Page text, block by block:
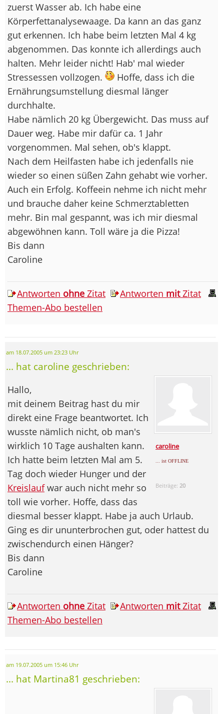
zuerst Wasser ab. Ich habe eine
Körperfettanalysewaage. Da kann an das ganz
gut erkennen. Ich habe beim letzten Mal 4 kg
abgenommen. Das konnte ich allerdings auch
halten. Mehr leider nicht! Hab' mal wieder
Stressessen vollzogen.
Hoffe, dass ich die
Ernährungsumstellung diesmal länger
durchhalte.
Habe nämlich 20 kg Übergewicht. Das muss auf
Dauer weg. Habe mir dafür ca. 1 Jahr
vorgenommen. Mal sehen, ob's klappt.
Nach dem Heilfasten habe ich jedenfalls nie
wieder so einen süßen Zahn gehabt wie vorher.
Auch ein Erfolg. Koffeein nehme ich nicht mehr
und brauche daher keine Schmerztabletten
mehr. Bin mal gespannt, was ich mir diesmal
abgewöhnen kann. Toll wäre ja die Pizza!
Bis dann
Caroline
Antworten ohne Zitat Antworten mitZitat
Themen-Abo bestellen
am 18.07.2005 um 23:23 Uhr
... hat caroline geschrieben:
caroline
... ist OFFLINE
Beiträge: 20
Hallo,
mit deinem Beitrag hast du mir
direkt eine Frage beantwortet. Ich
wusste nämlich nicht, ob man's
wirklich 10 Tage aushalten kann.
Ich hatte beim letzten Mal am 5.
Tag doch wieder Hunger und der
Kreislaufwar auch nicht mehr so
toll wie vorher. Hoffe, dass das
diesmal besser klappt. Habe ja auch Urlaub.
Ging es dir ununterbrochen gut, oder hattest du
zwischendurch einen Hänger?
Bis dann
Caroline
Antworten ohne Zitat Antworten mitZitat
Themen-Abo bestellen
am 19.07.2005 um 15:46 Uhr
... hat Martina81 geschrieben: